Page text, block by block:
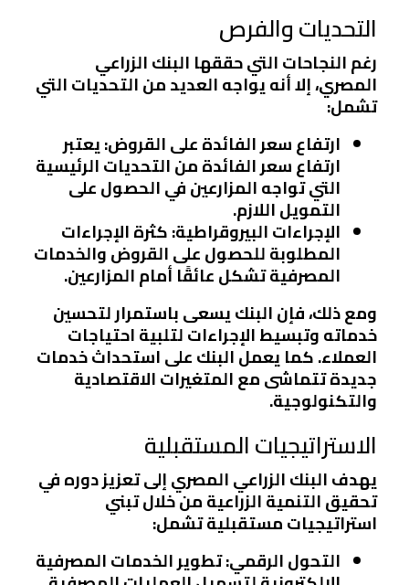
التحديات والفرص
رغم النجاحات التي حققها البنك الزراعي
المصري، إلا أنه يواجه العديد من التحديات التي
تشمل:
ارتفاع سعر الفائدة على القروض: يعتبر
ارتفاع سعر الفائدة من التحديات الرئيسية
التي تواجه المزارعين في الحصول على
التمويل اللازم.
الإجراءات البيروقراطية: كثرة الإجراءات
المطلوبة للحصول على القروض والخدمات
المصرفية تشكل عائقًا أمام المزارعين.
ومع ذلك، فإن البنك يسعى باستمرار لتحسين
خدماته وتبسيط الإجراءات لتلبية احتياجات
العملاء. كما يعمل البنك على استحداث خدمات
جديدة تتماشى مع المتغيرات الاقتصادية
والتكنولوجية.
الاستراتيجيات المستقبلية
يهدف البنك الزراعي المصري إلى تعزيز دوره في
تحقيق التنمية الزراعية من خلال تبني
استراتيجيات مستقبلية تشمل:
التحول الرقمي: تطوير الخدمات المصرفية